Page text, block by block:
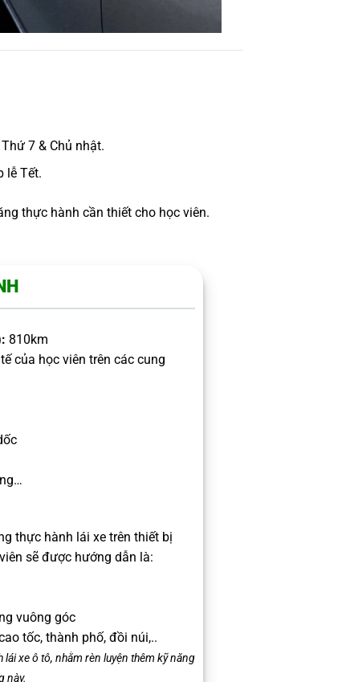
7 & Chủ nhật.
lễ Tết.
thực hành cần thiết cho học viên.
810km
của học viên trên các cung
thực hành lái xe trên thiết bị
sẽ được hướng dẫn là:
vuông góc
tốc, thành phố, đồi núi,..
xe ô tô, nhằm rèn luyện thêm kỹ năng
này.